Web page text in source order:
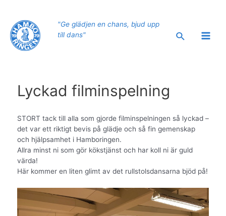
innehåll
"Ge glädjen en chans, bjud upp
till dans"
Sök
Main
Lyckad filminspelning
STORT tack till alla som gjorde filminspelningen så lyckad –
det var ett riktigt bevis på glädje och så fin gemenskap
och hjälpsamhet i Hamboringen.
Allra minst ni som gör kökstjänst och har koll ni är guld
värda!
Här kommer en liten glimt av det rullstolsdansarna bjöd på!